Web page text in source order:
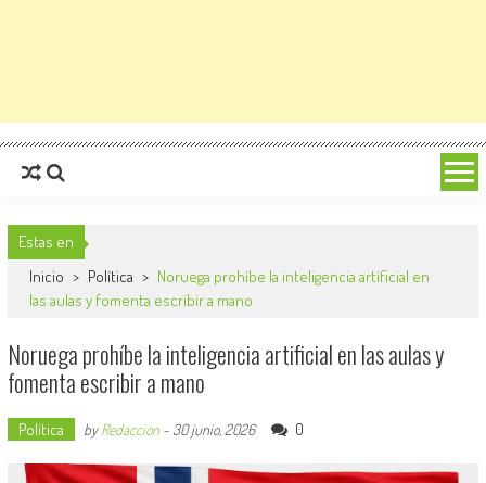
Estas en
Inicio > Política > Noruega prohíbe la inteligencia artificial en
las aulas y fomenta escribir a mano
Noruega prohíbe la inteligencia artificial en las aulas y
fomenta escribir a mano
Política byRedaccion- 30 junio, 2026 0